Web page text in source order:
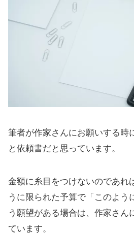
筆者が作家さんにお願いする時
と依頼書だと思っています。
金額に糸目をつけないのであれ
うに限られた予算で「このよう
う願望がある場合は、作家さん
ています。